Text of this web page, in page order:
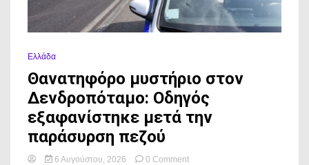
Ελλάδα
Θανατηφόρο μυστήριο στον
Δενδροπόταμο: Οδηγός
εξαφανίστηκε μετά την
παράσυρση πεζού
6 Αυγούστου, 2026 0 Commenton